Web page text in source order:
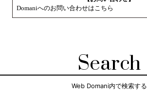
Domaniへのお問い合わせはこちら
Search
Web Domani内で検索する